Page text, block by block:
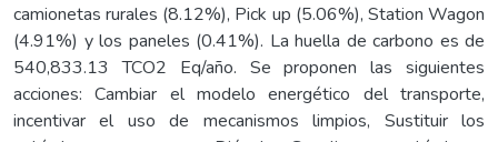
camionetas rurales (8.12%), Pick up (5.06%), Station Wagon
(4.91%) y los paneles (0.41%). La huella de carbono es de
540,833.13 TCO2 Eq/año. Se proponen las siguientes
acciones: Cambiar el modelo energético del transporte,
incentivar el uso de mecanismos limpios, Sustituir los